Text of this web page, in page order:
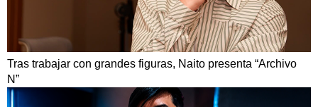
Tras trabajar con grandes figuras, Naito presenta “Archivo
N”